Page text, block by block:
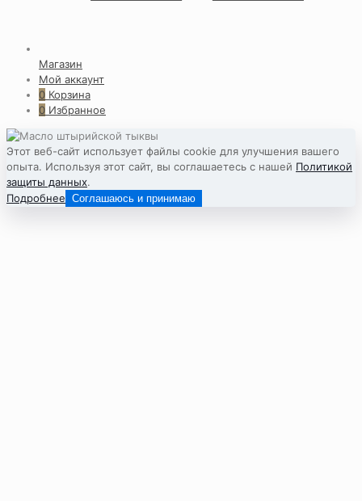
Магазин
Мой аккаунт
0 Корзина
0 Избранное
Этот веб-сайт использует файлы cookie для улучшения вашего
опыта. Используя этот сайт, вы соглашаетесь с нашей Политикой
защиты данных.
Подробнее Соглашаюсь и принимаю